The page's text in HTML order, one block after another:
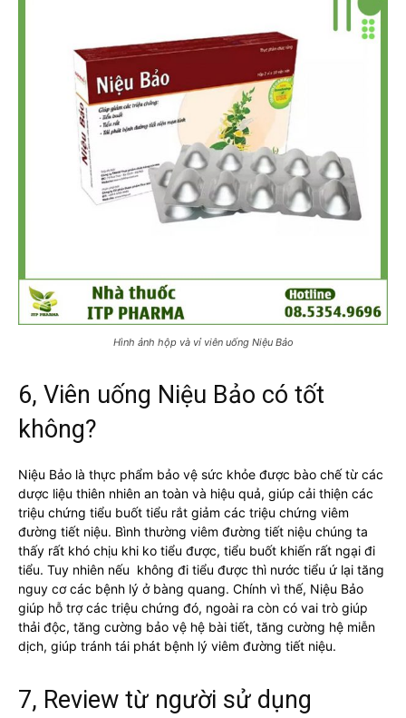
Hình ảnh hộp và vỉ viên uống Niệu Bảo
6, Viên uống Niệu Bảo có tốt
không?
Niệu Bảo là thực phẩm bảo vệ sức khỏe được bào chế từ các
dược liệu thiên nhiên an toàn và hiệu quả, giúp cải thiện các
triệu chứng tiểu buốt tiểu rắt giảm các triệu chứng viêm
đường tiết niệu. Bình thường viêm đường tiết niệu chúng ta
thấy rất khó chịu khi ko tiểu được, tiểu buốt khiến rất ngại đi
tiểu. Tuy nhiên nếu không đi tiểu được thì nước tiểu ứ lại tăng
nguy cơ các bệnh lý ở bàng quang. Chính vì thế, Niệu Bảo
giúp hỗ trợ các triệu chứng đó, ngoài ra còn có vai trò giúp
thải độc, tăng cường bảo vệ hệ bài tiết, tăng cường hệ miễn
dịch, giúp tránh tái phát bệnh lý viêm đường tiết niệu.
7, Review từ người sử dụng